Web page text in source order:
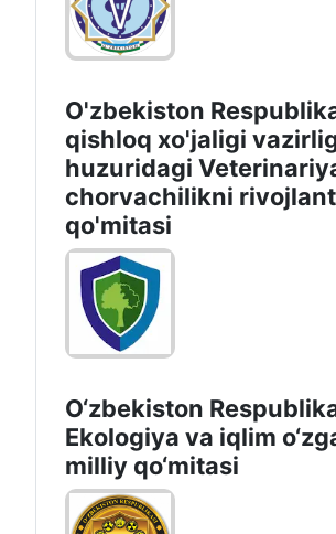
O'zbekiston
qishloq xo'jaligi
huzuridagi
chorvachilikni
qo'mitasi
O‘zbekiston
Ekologiya va iqlim
milliy qo‘mitasi